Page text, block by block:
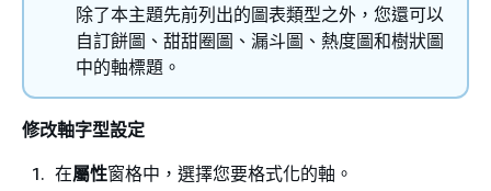
除了本主題先前列出的圖表類型之外，您還可以
自訂餅圖、甜甜圈圖、漏斗圖、熱度圖和樹狀圖
中的軸標題。
修改軸字型設定
在屬性窗格中，選擇您要格式化的軸。